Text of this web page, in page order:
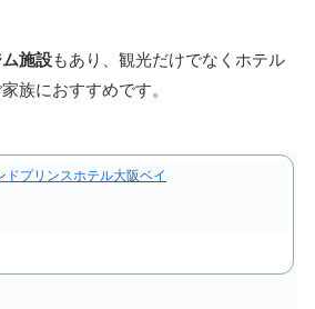
施設もあり、観光だけでなくホテル
族におすすめです。
ドプリンスホテル大阪ベイ